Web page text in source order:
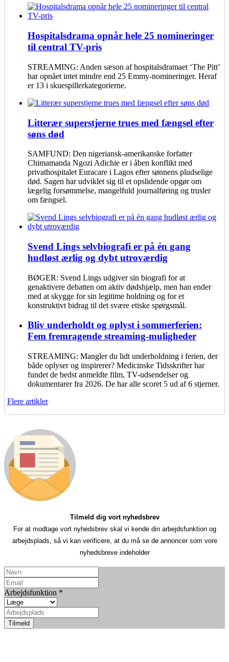
Hospitalsdrama opnår hele 25 nomineringer
til central TV-pris
STREAMING: Anden sæson af hospitalsdramaet ‘The Pitt’
har opnået intet mindre end 25 Emmy-nomineringer. Heraf
er 13 i skuespillerkategorierne.
Litterær superstjerne trues med fængsel efter
søns død
SAMFUND: Den nigeriansk-amerikanske forfatter
Chimamanda Ngozi Adichie er i åben konflikt med
privathospitalet Euracare i Lagos efter sønnens pludselige
død. Sagen har udviklet sig til et opslidende opgør om
lægelig forsømmelse, mangelfuld journalføring og trusler
om fængsel.
Svend Lings selvbiografi er på én gang
hudløst ærlig og dybt utroværdig
BØGER: Svend Lings udgiver sin biografi for at
genaktivere debatten om aktiv dødshjælp, men han ender
med at skygge for sin legitime holdning og for et
konstruktivt bidrag til det svære etiske spørgsmål.
Bliv underholdt og oplyst i sommerferien:
Fem fremragende streaming-muligheder
STREAMING: Mangler du lidt underholdning i ferien, der
både oplyser og inspirerer? Medicinske Tidsskrifter har
fundet de bedst anmeldte film, TV-udsendelser og
dokumentarer fra 2026. De har alle scoret 5 ud af 6 stjerner.
Flere artikler
Tilmeld dig vort nyhedsbrev
For at modtage vort nyhedsbrev skal vi kende din arbejdsfunktion og
arbejdsplads, så vi kan verificere, at du må se de annoncer som vore
nyhedsbreve indeholder
Arbejdsfunktion *
Tilmeld